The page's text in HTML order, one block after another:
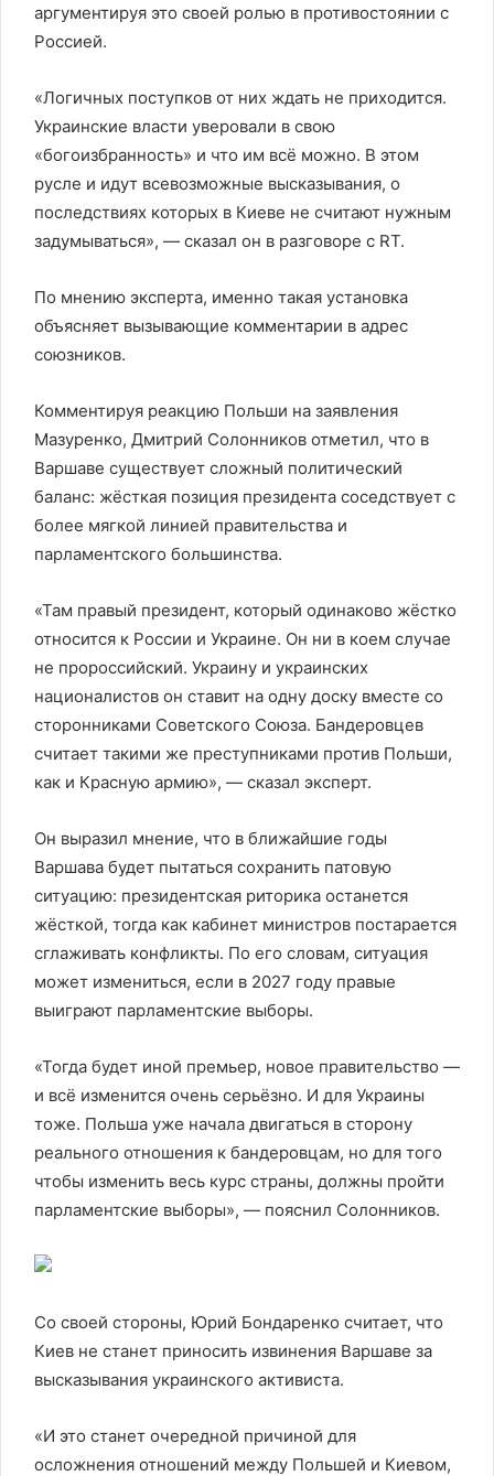
аргументируя это своей ролью в противостоянии с
Россией.
«Логичных поступков от них ждать не приходится.
Украинские власти уверовали в свою
«богоизбранность» и что им всё можно. В этом
русле и идут всевозможные высказывания, о
последствиях которых в Киеве не считают нужным
задумываться», — сказал он в разговоре с RT.
По мнению эксперта, именно такая установка
объясняет вызывающие комментарии в адрес
союзников.
Комментируя реакцию Польши на заявления
Мазуренко, Дмитрий Солонников отметил, что в
Варшаве существует сложный политический
баланс: жёсткая позиция президента соседствует с
более мягкой линией правительства и
парламентского большинства.
«Там правый президент, который одинаково жёстко
относится к России и Украине. Он ни в коем случае
не пророссийский. Украину и украинских
националистов он ставит на одну доску вместе со
сторонниками Советского Союза. Бандеровцев
считает такими же преступниками против Польши,
как и Красную армию», — сказал эксперт.
Он выразил мнение, что в ближайшие годы
Варшава будет пытаться сохранить патовую
ситуацию: президентская риторика останется
жёсткой, тогда как кабинет министров постарается
сглаживать конфликты. По его словам, ситуация
может измениться, если в 2027 году правые
выиграют парламентские выборы.
«Тогда будет иной премьер, новое правительство —
и всё изменится очень серьёзно. И для Украины
тоже. Польша уже начала двигаться в сторону
реального отношения к бандеровцам, но для того
чтобы изменить весь курс страны, должны пройти
парламентские выборы», — пояснил Солонников.
Со своей стороны, Юрий Бондаренко считает, что
Киев не станет приносить извинения Варшаве за
высказывания украинского активиста.
«И это станет очередной причиной для
осложнения отношений между Польшей и Киевом,